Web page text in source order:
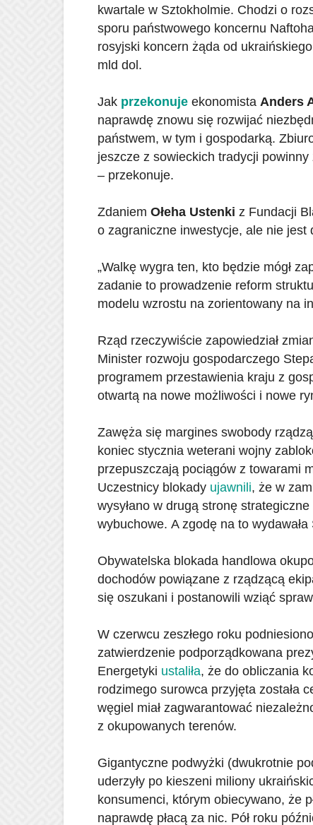
kwartale w Sztokholmie. Chodzi o
sporu państwowego koncernu
rosyjski koncern żąda od
mld dol.
Jak przekonuje ekonomista Anders
naprawdę znowu się rozwijać
państwem, w tym i gospodarką.
jeszcze z sowieckich tradycji
– przekonuje.
Zdaniem Ołeha Ustenki z Fundacji
o zagraniczne inwestycje, ale nie jest
„Walkę wygra ten, kto będzie mógł
zadanie to prowadzenie reform
modelu wzrostu na zorientowany na
Rząd rzeczywiście zapowiedział
Minister rozwoju gospodarczego
programem przestawienia kraju z
otwartą na nowe możliwości i nowe
Zawęża się margines swobody
koniec stycznia weterani wojny
przepuszczają pociągów z towarami
Uczestnicy blokady ujawnili, że w
wysyłano w drugą stronę
wybuchowe. A zgodę na to
Obywatelska blokada handlowa
dochodów powiązane z rządzącą
się oszukani i postanowili wziąć
W czerwcu zeszłego roku
zatwierdzenie podporządkowana
Energetyki ustaliła, że do obliczania
rodzimego surowca przyjęta została
węgiel miał zagwarantować
z okupowanych terenów.
Gigantyczne podwyżki (dwukrotnie
uderzyły po kieszeni miliony
konsumenci, którym obiecywano, że
naprawdę płacą za nic. Pół roku